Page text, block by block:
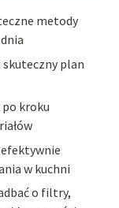
metody
plan
kroku
w kuchni
o filtry,